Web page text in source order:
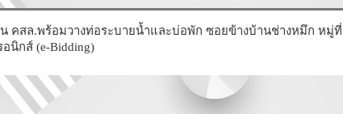
คสล.พร้อมวางท่อระบายน้ำและบ่อพัก ซอยข้างบ้านช่างหมึก หมู่ที่
นิกส์ (e-Bidding)